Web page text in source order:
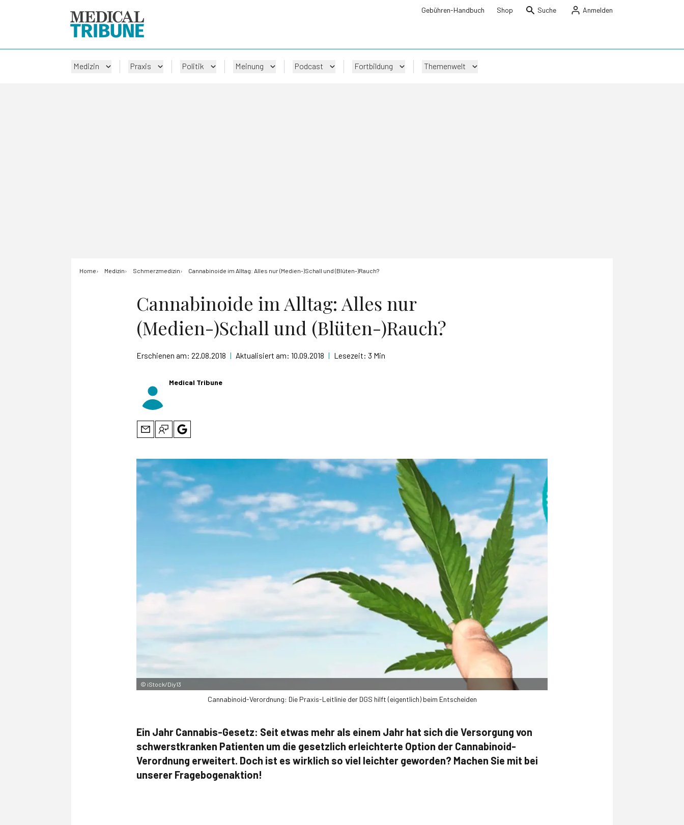
Gebühren-Handbuch Shop Suche Anmelden
Medizin Praxis Politik Meinung Podcast Fortbildung Themenwelt
Home Medizin Schmerzmedizin Cannabinoide im Alltag: Alles nur (Medien-)Schall und (Blüten-)Rauch?
Cannabinoide im Alltag: Alles nur
(Medien-)Schall und (Blüten-)Rauch?
Erschienen am: 22.08.2018 | Aktualisiert am: 10.09.2018 | Lesezeit: 3 Min
Medical Tribune
© iStock/Diy13
Cannabinoid-Verordnung: Die Praxis-Leitlinie der DGS hilft (eigentlich) beim Entscheiden
Ein Jahr Cannabis-Gesetz: Seit etwas mehr als einem Jahr hat sich die Versorgung von
schwerstkranken Patienten um die gesetzlich erleichterte Option der Cannabinoid-
Verordnung erweitert. Doch ist es wirklich so viel leichter geworden? Machen Sie mit bei
unserer Fragebogenaktion!